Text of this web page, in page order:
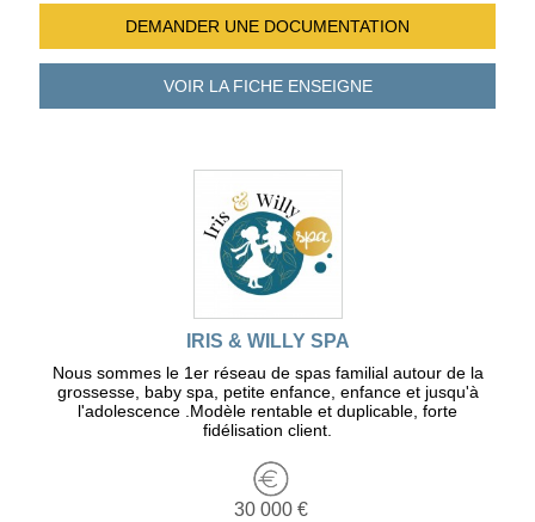
DEMANDER UNE DOCUMENTATION
VOIR LA FICHEENSEIGNE
IRIS & WILLY SPA
Nous sommes le 1er réseau de spas familial autour de la
grossesse, baby spa, petite enfance, enfance et jusqu'à
l'adolescence .Modèle rentable et duplicable, forte
fidélisation client.
30 000 €